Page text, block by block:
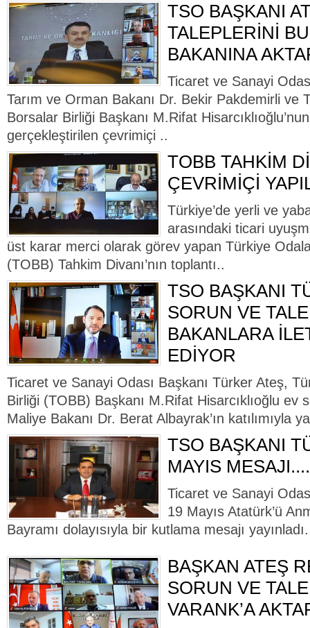
TSO BAŞKANI
TALEPLERİNİ
BAKANINA
Ticaret ve Sanayi
Tarım ve Orman Bakanı Dr. Bekir Pakdemirli ve
Borsalar Birliği Başkanı M.Rifat Hisarcıklıoğlu’nun
gerçekleştirilen çevrimiçi ..
TOBB TAHKİM
ÇEVRİMİÇİ
Türkiye’de yerli ve
arasındaki ticari
üst karar merci olarak görev yapan Türkiye
(TOBB) Tahkim Divanı’nın toplantı..
TSO BAŞKANI
SORUN VE
BAKANLARA
EDİYOR
Ticaret ve Sanayi Odası Başkanı Türker Ateş,
Birliği (TOBB) Başkanı M.Rifat Hisarcıklıoğlu ev
Maliye Bakanı Dr. Berat Albayrak’ın katılımıyla
TSO BAŞKANI
MAYIS MESAJI....
Ticaret ve Sanayi
19 Mayıs Atatürk’ü
Bayramı dolayısıyla bir kutlama mesajı yayınladı.
BAŞKAN ATEŞ
SORUN VE
VARANK’A